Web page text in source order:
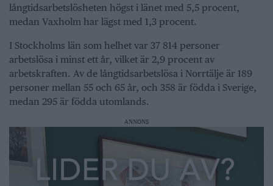
långtidsarbetslösheten högst i länet med 5,5 procent,
medan Vaxholm har lägst med 1,3 procent.
I Stockholms län som helhet var 37 814 personer
arbetslösa i minst ett år, vilket är 2,9 procent av
arbetskraften. Av de långtidsarbetslösa i Norrtälje är 189
personer mellan 55 och 65 år, och 358 är födda i Sverige,
medan 295 är födda utomlands.
ANNONS